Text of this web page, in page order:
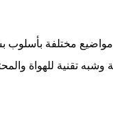
مختلفة
تقنية للهواة